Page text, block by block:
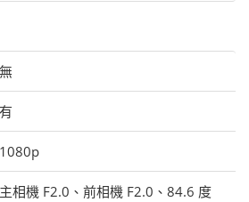
無
有
1080p
主相機 F2.0、前相機 F2.0、84.6 度